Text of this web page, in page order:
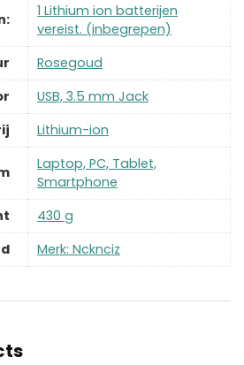
‎1 Lithium ion batterijen
vereist. (inbegrepen)
‎Rosegoud
‎USB, 3.5 mm Jack
‎Lithium-ion
‎Laptop, PC, Tablet,
Smartphone
‎430 g
Merk: Ncknciz